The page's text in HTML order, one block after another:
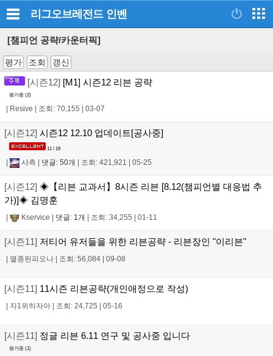
리그오브레전드 인벤
[챔피언 공략/카운터픽]
평가 조회 갱신
[시즌12] [M1] 시즌12 리븐 공략
평가중 (2)
Resive 조회: 70,155 03-07
[시즌12] 시즌12 12.10 업데이트[공사중]
11 / 19
| 샤측 | 댓글: 50개 | 조회: 421,921 | 05-25
[시즌12] ◈【리븐 교과서】8시즌 리븐 [8.12(챔피언별 대응법 추
가)]◈ 김명훈
| Kservice | 댓글: 1개 | 조회: 34,255 | 01-11
[시즌11] 저티어 유저들을 위한 리븐공략 - 리븐장인 "이리븐"
| 멸종된피오나 | 조회: 56,084 | 09-08
[시즌11] 11시즌 리븐공략(개인애정으로 작성)
| 자1위하자아 | 조회: 24,725 | 05-16
[시즌11] 정글 리븐 6.11 연구 및 공사중 입니다
평가중 (1)